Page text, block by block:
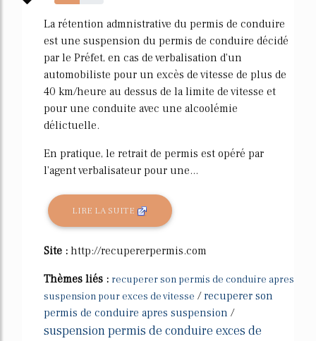
52%
La rétention admnistrative du permis de conduire
est une suspension du permis de conduire décidé
par le Préfet, en cas de verbalisation d'un
automobiliste pour un excès de vitesse de plus de
40 km/heure au dessus de la limite de vitesse et
pour une conduite avec une alcoolémie
délictuelle.
En pratique, le retrait de permis est opéré par
l'agent verbalisateur pour une...
LIRE LA SUITE
Site : http://recupererpermis.com
Thèmes liés : recuperer son permis de conduire apres
suspension pour exces de vitesse /recuperer son
permis de conduire apres suspension /
suspension permis de conduire exces de